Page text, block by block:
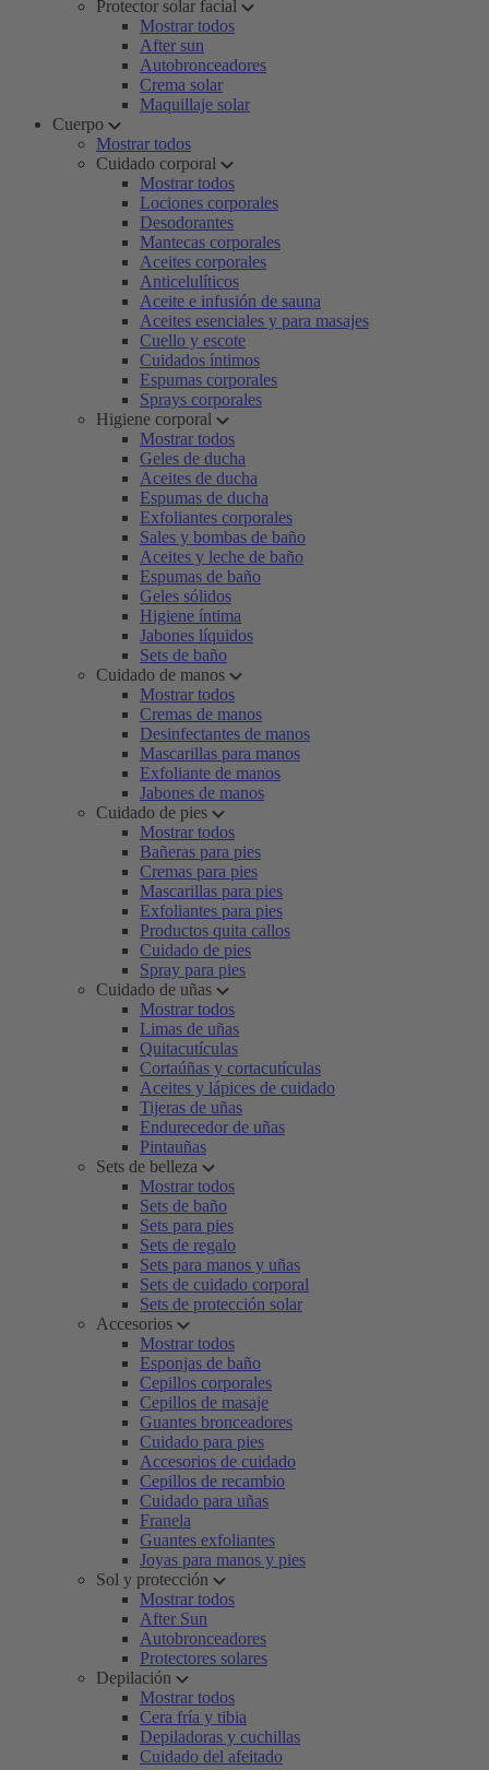
Protector solar facial
Mostrar todos
After sun
Autobronceadores
Crema solar
Maquillaje solar
Cuerpo
Mostrar todos
Cuidado corporal
Mostrar todos
Lociones corporales
Desodorantes
Mantecas corporales
Aceites corporales
Anticelulíticos
Aceite e infusión de sauna
Aceites esenciales y para masajes
Cuello y escote
Cuidados íntimos
Espumas corporales
Sprays corporales
Higiene corporal
Mostrar todos
Geles de ducha
Aceites de ducha
Espumas de ducha
Exfoliantes corporales
Sales y bombas de baño
Aceites y leche de baño
Espumas de baño
Geles sólidos
Higiene íntima
Jabones líquidos
Sets de baño
Cuidado de manos
Mostrar todos
Cremas de manos
Desinfectantes de manos
Mascarillas para manos
Exfoliante de manos
Jabones de manos
Cuidado de pies
Mostrar todos
Bañeras para pies
Cremas para pies
Mascarillas para pies
Exfoliantes para pies
Productos quita callos
Cuidado de pies
Spray para pies
Cuidado de uñas
Mostrar todos
Limas de uñas
Quitacutículas
Cortaúñas y cortacutículas
Aceites y lápices de cuidado
Tijeras de uñas
Endurecedor de uñas
Pintauñas
Sets de belleza
Mostrar todos
Sets de baño
Sets para pies
Sets de regalo
Sets para manos y uñas
Sets de cuidado corporal
Sets de protección solar
Accesorios
Mostrar todos
Esponjas de baño
Cepillos corporales
Cepillos de masaje
Guantes bronceadores
Cuidado para pies
Accesorios de cuidado
Cepillos de recambio
Cuidado para uñas
Franela
Guantes exfoliantes
Joyas para manos y pies
Sol y protección
Mostrar todos
After Sun
Autobronceadores
Protectores solares
Depilación
Mostrar todos
Cera fría y tibia
Depiladoras y cuchillas
Cuidado del afeitado